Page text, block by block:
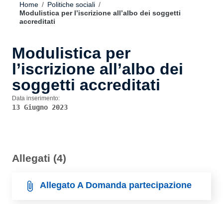
Home / Politiche sociali /
Modulistica per l’iscrizione all’albo dei soggetti
accreditati
Modulistica per
l’iscrizione all’albo dei
soggetti accreditati
Data inserimento:
13 Giugno 2023
Allegati (4)
Allegato A Domanda partecipazione